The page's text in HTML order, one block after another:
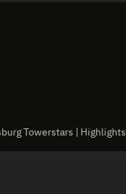
Towerstars | Highlights